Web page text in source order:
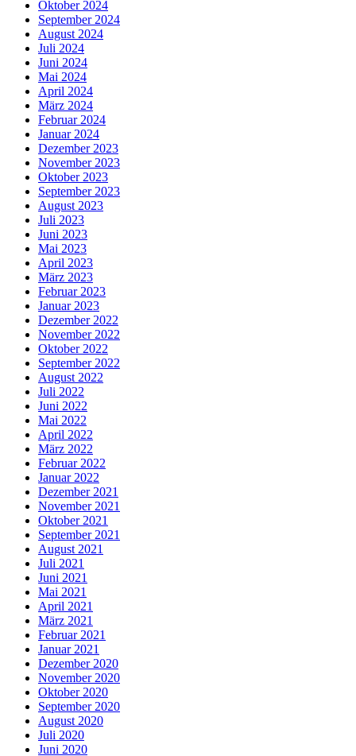
Oktober 2024
September 2024
August 2024
Juli 2024
Juni 2024
Mai 2024
April 2024
März 2024
Februar 2024
Januar 2024
Dezember 2023
November 2023
Oktober 2023
September 2023
August 2023
Juli 2023
Juni 2023
Mai 2023
April 2023
März 2023
Februar 2023
Januar 2023
Dezember 2022
November 2022
Oktober 2022
September 2022
August 2022
Juli 2022
Juni 2022
Mai 2022
April 2022
März 2022
Februar 2022
Januar 2022
Dezember 2021
November 2021
Oktober 2021
September 2021
August 2021
Juli 2021
Juni 2021
Mai 2021
April 2021
März 2021
Februar 2021
Januar 2021
Dezember 2020
November 2020
Oktober 2020
September 2020
August 2020
Juli 2020
Juni 2020